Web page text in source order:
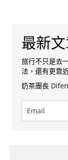
最新
旅行不只是去
法，還有更靠
奶茶團長